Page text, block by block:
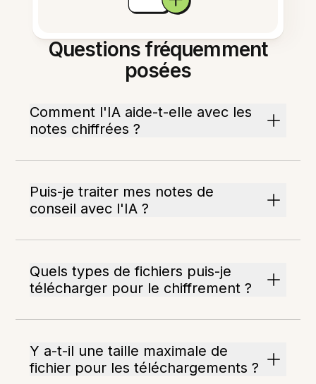
Questions fréquemment
posées
Comment l'IA aide-t-elle avec les
notes chiffrées ?
Puis-je traiter mes notes de
conseil avec l'IA ?
Quels types de fichiers puis-je
télécharger pour le chiffrement ?
Y a-t-il une taille maximale de
fichier pour les téléchargements ?